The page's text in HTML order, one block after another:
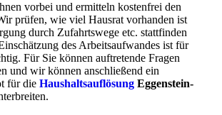
vorbei und ermitteln kostenfrei den
prüfen, wie viel Hausrat vorhanden ist
durch Zufahrtswege etc. stattfinden
des Arbeitsaufwandes ist für
Für Sie können auftretende Fragen
und wir können anschließend ein
für dieHaushaltsauflösung Eggenstein-